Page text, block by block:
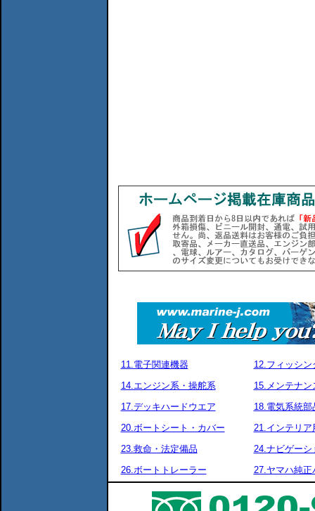
11.電子関連機器
12.フィッシン
14.エンジン系・操舵系
15.メンテナン
17.デッキハードウエア
18.電気系統部
20.ボートシート・カバー
21.インテリア
23.救命・法定備品
24.ナビゲーシ
26.ボートトレーラー
27.ヤマハ純正